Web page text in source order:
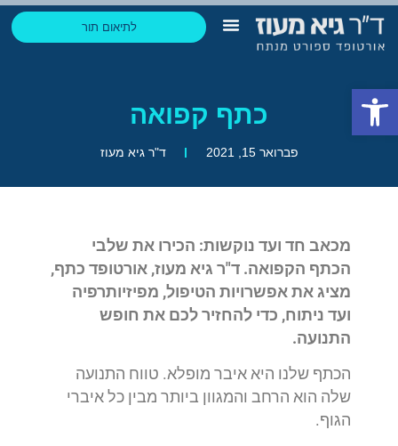
לתיאום תור
כתף קפואה
פברואר 15, 2021 ד"ר גיא מעוז
מכאב חד ועד נוקשות: הכירו את שלבי
הכתף הקפואה. ד"ר גיא מעוז, אורטופד כתף,
מציג את אפשרויות הטיפול, מפיזיותרפיה
ועד ניתוח, כדי להחזיר לכם את חופש
התנועה.
הכתף שלנו היא איבר מופלא. טווח התנועה
שלה הוא הרחב והמגוון ביותר מבין כל איברי
הגוף.
פתח סרגל נגישות